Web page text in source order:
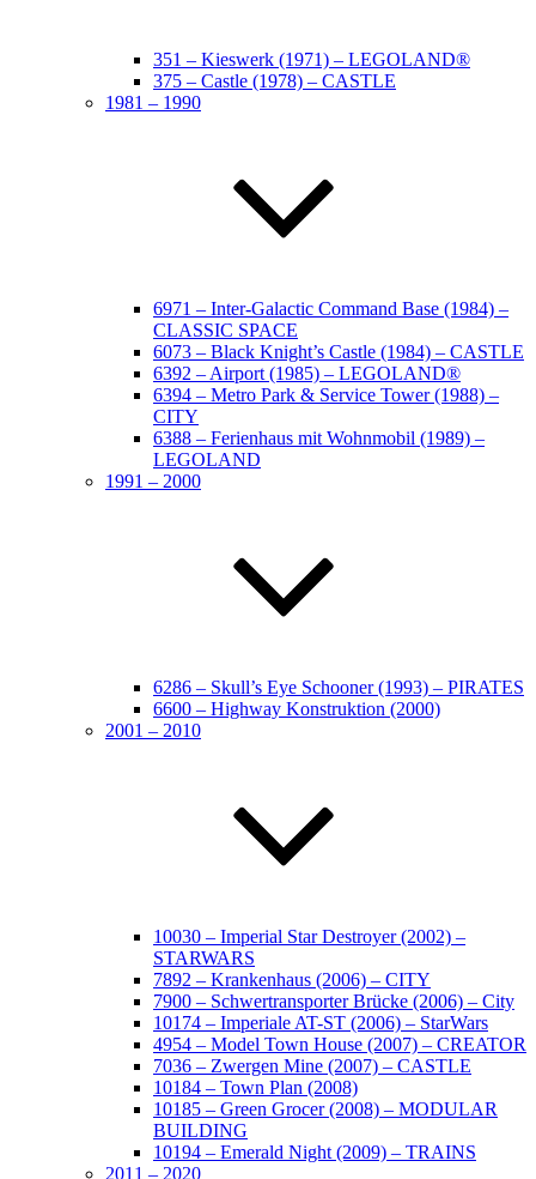
351 – Kieswerk (1971) – LEGOLAND®
375 – Castle (1978) – CASTLE
1981 – 1990
6971 – Inter-Galactic Command Base (1984) –
CLASSIC SPACE
6073 – Black Knight’s Castle (1984) – CASTLE
6392 – Airport (1985) – LEGOLAND®
6394 – Metro Park & Service Tower (1988) –
CITY
6388 – Ferienhaus mit Wohnmobil (1989) –
LEGOLAND
1991 – 2000
6286 – Skull’s Eye Schooner (1993) – PIRATES
6600 – Highway Konstruktion (2000)
2001 – 2010
10030 – Imperial Star Destroyer (2002) –
STARWARS
7892 – Krankenhaus (2006) – CITY
7900 – Schwertransporter Brücke (2006) – City
10174 – Imperiale AT-ST (2006) – StarWars
4954 – Model Town House (2007) – CREATOR
7036 – Zwergen Mine (2007) – CASTLE
10184 – Town Plan (2008)
10185 – Green Grocer (2008) – MODULAR
BUILDING
10194 – Emerald Night (2009) – TRAINS
2011 – 2020